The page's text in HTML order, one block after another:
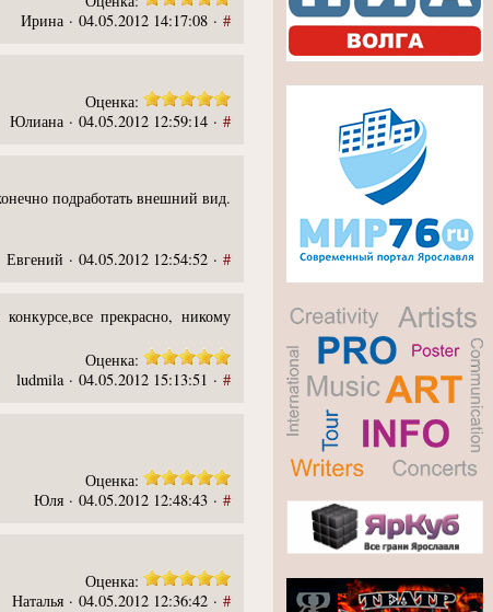
Ирина · 04.05.2012 14:17:08 · #
Оценка:
Юлиана · 04.05.2012 12:59:14 · #
подработать внешний вид.
Евгений · 04.05.2012 12:54:52 · #
прекрасно, никому
Оценка:
ludmila · 04.05.2012 15:13:51 · #
Оценка:
Юля · 04.05.2012 12:48:43 · #
Оценка:
Наталья · 04.05.2012 12:36:42 · #